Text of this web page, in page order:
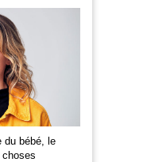
du bébé, le